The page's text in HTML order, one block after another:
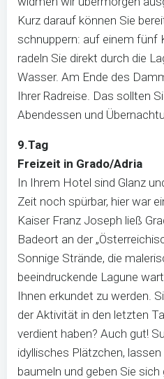
Kurz darauf können Sie
schnuppern: auf einem fünf
radeln Sie direkt durch die
Wasser. Am Ende des
Ihrer Radreise. Das sollten
Abendessen und
9.Tag
Freizeit in Grado/Adria
In Ihrem Hotel sind Glanz
Zeit noch spürbar, hier war
Kaiser Franz Joseph ließ
Badeort an der
Sonnige Strände, die
beeindruckende Lagune
Ihnen erkundet zu werden.
der Aktivität in den letzten
verdient haben? Auch gut!
idyllisches Plätzchen,
baumeln und geben Sie